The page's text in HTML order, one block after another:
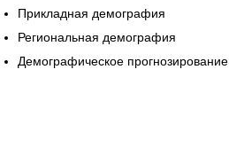
Прикладная демография
Региональная демография
Демографическое прогнозирование